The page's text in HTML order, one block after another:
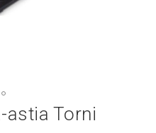
astia Torni